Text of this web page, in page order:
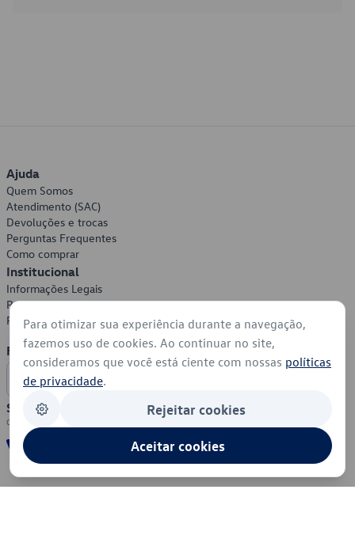
Ajuda
Quem Somos
Atendimento (SAC)
Devoluções e trocas
Perguntas Frequentes
Como comprar
Institucional
Informações Legais
Política de Privacidade
Política de Cookies
Formas de Pagamento
Segurança
Para otimizar sua experiência durante a navegação,
fazemos uso de cookies. Ao continuar no site,
consideramos que você está ciente com nossas políticas
de privacidade.
Rejeitar cookies
Aceitar cookies